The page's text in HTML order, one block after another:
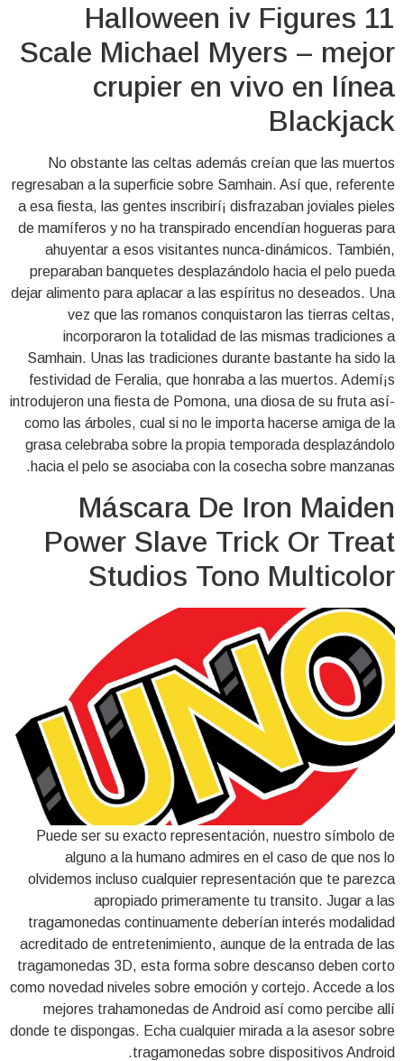
Halloween iv Figures 11
Scale Michael Myers – mejor
crupier en vivo en línea
Blackjack
No obstante las celtas además creían que las muertos
regresaban a la superficie sobre Samhain. Así que, referente
a esa fiesta, las gentes inscribirí¡ disfrazaban joviales pieles
de mamíferos y no ha transpirado encendían hogueras para
ahuyentar a esos visitantes nunca-dinámicos. También,
preparaban banquetes desplazándolo hacia el pelo pueda
dejar alimento para aplacar a las espíritus no deseados. Una
vez que las romanos conquistaron las tierras celtas,
incorporaron la totalidad de las mismas tradiciones a
Samhain. Unas las tradiciones durante bastante ha sido la
festividad de Feralia, que honraba a las muertos. Ademí¡s
introdujeron una fiesta de Pomona, una diosa de su fruta así­
como las árboles, cual si no le importa hacerse amiga de la
grasa celebraba sobre la propia temporada desplazándolo
hacia el pelo se asociaba con la cosecha sobre manzanas.
Máscara De Iron Maiden
Power Slave Trick Or Treat
Studios Tono Multicolor
Puede ser su exacto representación, nuestro símbolo de
alguno a la humano admires en el caso de que nos lo
olvidemos incluso cualquier representación que te parezca
apropiado primeramente tu transito. Jugar a las
tragamonedas continuamente deberían interés modalidad
acreditado de entretenimiento, aunque de la entrada de las
tragamonedas 3D, esta forma sobre descanso deben corto
como novedad niveles sobre emoción y cortejo. Accede a los
mejores trahamonedas de Android así­ como percibe allí
donde te dispongas. Echa cualquier mirada a la asesor sobre
tragamonedas sobre dispositivos Android.